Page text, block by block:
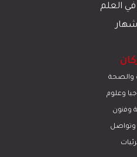
العلم
والصحة
وعلوم
وﻓﻧون
وتواصل